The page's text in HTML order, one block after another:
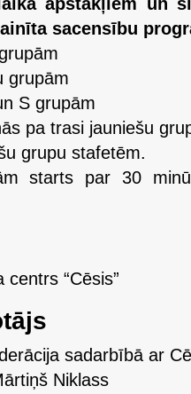
sacensību
grupām
S grupām
pa trasi jauniešu
grupu stafetēm.
starts par 30
“Cēsis”
sadarbībā ar
Niklass